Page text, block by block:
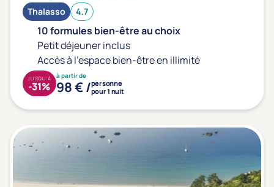
Thalasso 4.7
10 formules bien-être au choix
Petit déjeuner inclus
Accès à l'espace bien-être en illimité
à partir de
98 € /personne
pour 1 nuit
JUSQU'À
-31%